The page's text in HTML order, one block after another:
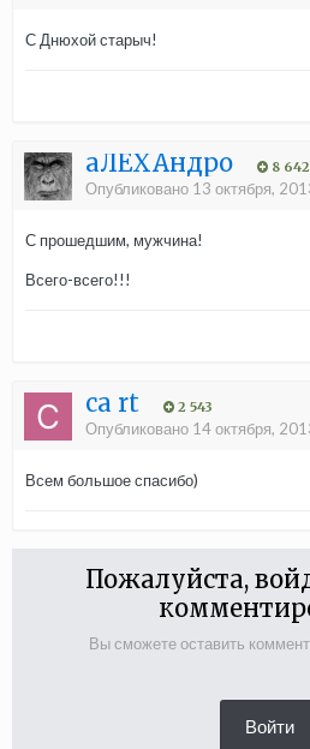
С Днюхой старыч!
aЛЁХАндро 8 642
Опубликовано 13 октября,
С прошедшим, мужчина!
Всего-всего!!!
ca rt 2 543
Опубликовано 14 октября,
Всем большое спасибо)
Пожалуйста,
Вы сможете оставить
Войти